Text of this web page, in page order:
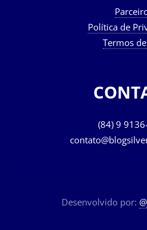
Política de
Termos
(84) 9
Desenvolvido por: